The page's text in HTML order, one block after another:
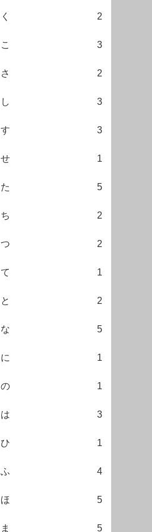
く 2
こ 3
さ 2
し 3
す 3
せ 1
た 5
ち 2
つ 2
て 1
と 2
な 5
に 1
の 1
は 3
ひ 1
ふ 4
ほ 5
ま 5